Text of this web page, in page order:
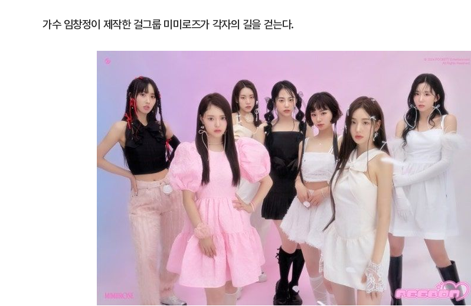
가수 임창정이 제작한 걸그룹 미미로즈가 각자의 길을 걷는다.
[단독] 천하람
2박 3일 '입소
2
송영길·김민
법사위원들
3
"편해서 매일
'크록스'의 숨
4
5
'국장만 하라
'부글부글'